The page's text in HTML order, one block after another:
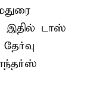
இதில் டாஸ்